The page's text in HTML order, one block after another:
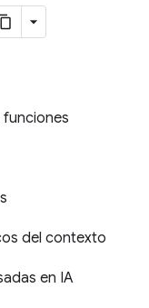
del contexto
en IA